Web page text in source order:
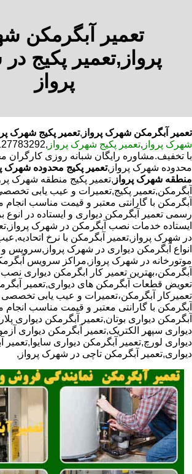
تعمیر آبگرمکن
پرواز,تعمیر پکیج
پرواز
تعمیر آبگرمکن شهرک پرواز ,تعمیر پکیج شهرک
شهرک پرواز ,تعمیر پکیج شهرک پرواز
با تخفیف.مشاوره رایگان شبانه روزی کارگران
محدوده شهرک پرواز,تعمیر پکیج محدوده شهرک
منطقه شهرک پرواز ,تعمیر پکیج منطقه شهرک
آبگرمکن,تعمیر پکیج,تعمیرات و عیب یابی
آبگرمکن با گارانتی معتبر و قیمت مناسب
رسمی تعمیر آبگرمکن دیواری و ایستاده در انوع
ایستاده خدمات نصب آبگرمکن در شهرک
در شهرک پرواز,تعمیر آبگرمکن با نرخ
انواع آبگرمکن دیواری در شهرک پرواز,سرویس و
موتورخانه در شهرک پرواز,مراکز سرویس
آبگرمکن،بهترین تعمیر کار ابگرمکن دیواری
تعویض قطعات آبگرمکن های دیواری,تعمیر
تعمیرکار آبگرمکن،تعمیرات و عیب یابی
آبگرمکن با گارانتی معتبر و قیمت مناسب انجام
آبگرمکن دیواری بوتان,تعمیر آبگرمکن دیواری
دیواری سپهر الکتریک,تعمیر آبگرمکن دیواری
دیواری لورچ,تعمیر آبگرمکن دیواری سایوا,تعمیر
دیواری,تعمیر آبگرمکن تاچی در شهرک پرواز,